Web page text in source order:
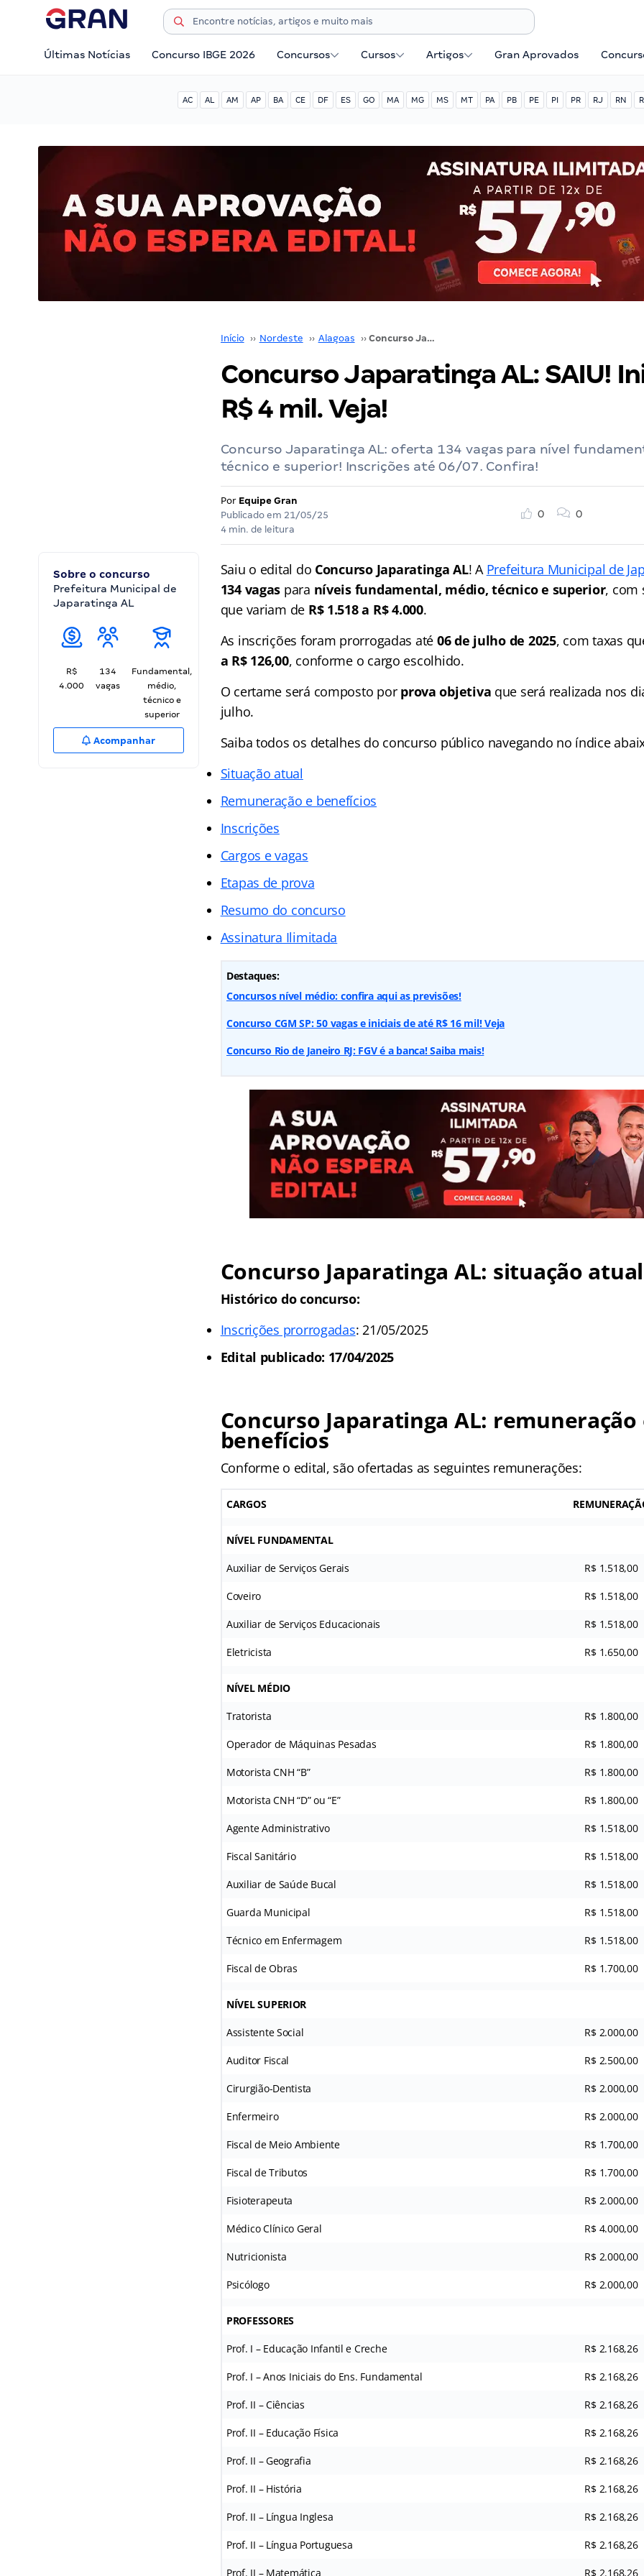
Últimas Notícias Concurso IBGE 2026 Concursos Cursos Artigos Gran Aprovados
AC AL AM AP BA CE DF ES GO MA MG MS MT PA PB PE PI PR RJ RN
Início ›› Nordeste ›› Alagoas ›› Concurso Japaratinga AL: SAIU! Iniciais de R$ 4 mil. Veja!
Concurso Japaratinga AL: SAIU!
R$ 4 mil. Veja!
Concurso Japaratinga AL: oferta 134 vagas para nível
técnico e superior! Inscrições até 06/07. Confira!
Por Equipe Gran
Publicado em 21/05/25
4 min. de leitura
0 0
Sobre o concurso
Prefeitura Municipal de
Japaratinga AL
R$
4.000
134
vagas
Fundamental,
médio,
técnico e
superior
Acompanhar
Saiu o edital do Concurso Japaratinga AL! A Prefeitura Municipal de
134 vagas para níveis fundamental, médio, técnico e superior, com
que variam de R$ 1.518 a R$ 4.000.
As inscrições foram prorrogadas até 06 de julho de 2025, com taxas
a R$ 126,00, conforme o cargo escolhido.
O certame será composto por prova objetiva que será realizada nos
julho.
Saiba todos os detalhes do concurso público navegando no índice
Situação atual
Remuneração e benefícios
Inscrições
Cargos e vagas
Etapas de prova
Resumo do concurso
Assinatura Ilimitada
Destaques:
Concursos nível médio: confira aqui as previsões!
Concurso CGM SP: 50 vagas e iniciais de até R$ 16 mil! Veja
Concurso Rio de Janeiro RJ: FGV é a banca! Saiba mais!
Concurso Japaratinga AL: situação atual
Histórico do concurso:
Inscrições prorrogadas: 21/05/2025
Edital publicado: 17/04/2025
Concurso Japaratinga AL: remuneração
benefícios
Conforme o edital, são ofertadas as seguintes remunerações:
CARGOS
NÍVEL FUNDAMENTAL
Auxiliar de Serviços Gerais R$ 1.518,00
Coveiro R$ 1.518,00
Auxiliar de Serviços Educacionais R$ 1.518,00
Eletricista R$ 1.650,00
NÍVEL MÉDIO
Tratorista R$ 1.800,00
Operador de Máquinas Pesadas R$ 1.800,00
Motorista CNH “B” R$ 1.800,00
Motorista CNH “D” ou “E” R$ 1.800,00
Agente Administrativo R$ 1.518,00
Fiscal Sanitário R$ 1.518,00
Auxiliar de Saúde Bucal R$ 1.518,00
Guarda Municipal R$ 1.518,00
Técnico em Enfermagem R$ 1.518,00
Fiscal de Obras R$ 1.700,00
NÍVEL SUPERIOR
Assistente Social R$ 2.000,00
Auditor Fiscal R$ 2.500,00
Cirurgião-Dentista R$ 2.000,00
Enfermeiro R$ 2.000,00
Fiscal de Meio Ambiente R$ 1.700,00
Fiscal de Tributos R$ 1.700,00
Fisioterapeuta R$ 2.000,00
Médico Clínico Geral R$ 4.000,00
Nutricionista R$ 2.000,00
Psicólogo R$ 2.000,00
PROFESSORES
Prof. I – Educação Infantil e Creche R$ 2.168,26
Prof. I – Anos Iniciais do Ens. Fundamental R$ 2.168,26
Prof. II – Ciências R$ 2.168,26
Prof. II – Educação Física R$ 2.168,26
Prof. II – Geografia R$ 2.168,26
Prof. II – História R$ 2.168,26
Prof. II – Língua Inglesa R$ 2.168,26
Prof. II – Língua Portuguesa R$ 2.168,26
Prof. II – Matemática R$ 2.168,26